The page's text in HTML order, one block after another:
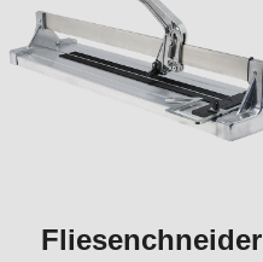
Fliesenchneider